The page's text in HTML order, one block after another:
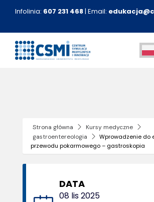
zawartości
Infolinia: 607 231 468| Email:
Kursy medyczne
Strona główna
Kursy medyczne
gastroentereologia
Wprowadzenie do
przewodu pokarmowego – gastroskopia
DATA
08 lis 2025